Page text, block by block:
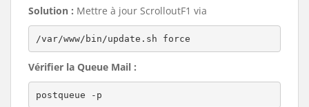
Solution : Mettre à jour ScrolloutF1 via
/var/www/bin/update.sh force
Vérifier la Queue Mail :
postqueue -p